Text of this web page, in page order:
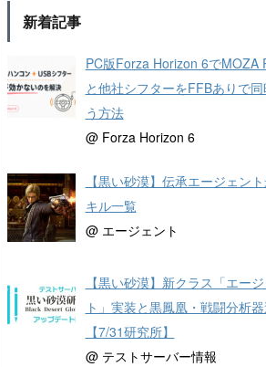
新着記事
PC版Forza Horizon 6でMOZA
と他社シフターをFFBありで
う方法
@ Forza Horizon 6
【黒い砂漠】伝承エージェン
キル一覧
@ エージェント
【黒い砂漠】新クラス「エー
ト」実装と黒鳳凰・戦闘分析
【7/31研究所】
@ テストサーバー情報